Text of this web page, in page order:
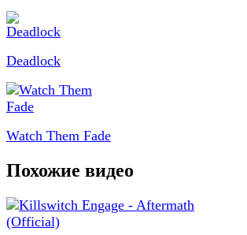
Deadlock
Watch Them Fade
Похожие видео